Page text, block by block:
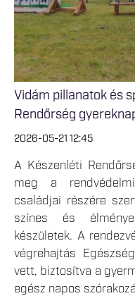
Vidám pillanatok és
Rendőrség
2026-05-21 12:45
A Készenléti
meg a
családjai részére
színes és
készületek. A
végrehajtás
vett, biztosítva a
egész napos